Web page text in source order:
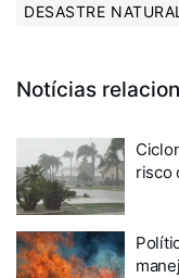
DESASTRE NATURAL
Notícias
risco